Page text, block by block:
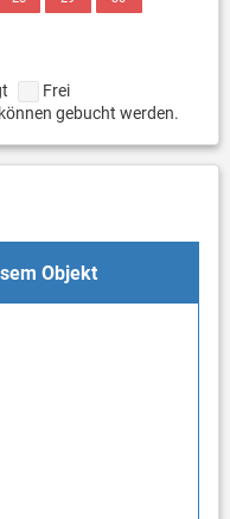
Frei
gebucht werden.
Objekt